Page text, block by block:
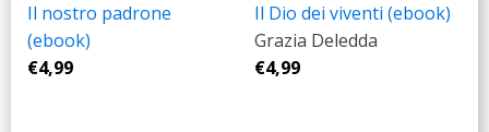
Il nostro padrone
(ebook)
€4,99
Il Dio dei viventi (ebook)
Grazia Deledda
€4,99